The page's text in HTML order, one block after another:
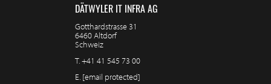
DÄTWYLER IT INFRA AG
Gotthardstrasse 31
6460 Altdorf
Schweiz
T.+41 41 545 73 00
E. [email protected]